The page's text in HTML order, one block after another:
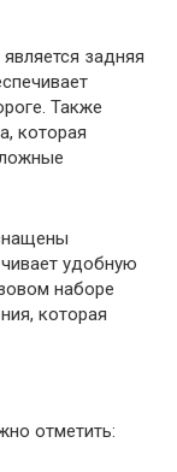
задняя
Также
которая
удобную
наборе
которая
отметить: